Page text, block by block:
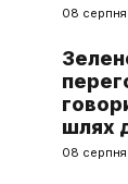
08
шлях
08